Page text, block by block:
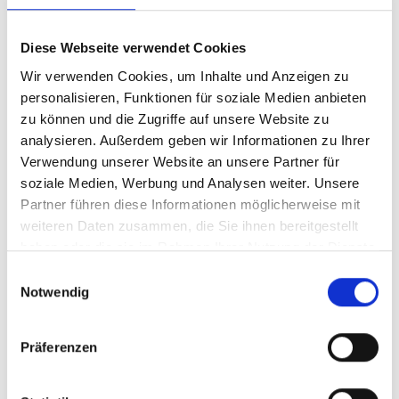
Diese Webseite verwendet Cookies
Wir verwenden Cookies, um Inhalte und Anzeigen zu
personalisieren, Funktionen für soziale Medien anbieten
zu können und die Zugriffe auf unsere Website zu
analysieren. Außerdem geben wir Informationen zu Ihrer
Verwendung unserer Website an unsere Partner für
soziale Medien, Werbung und Analysen weiter. Unsere
Partner führen diese Informationen möglicherweise mit
weiteren Daten zusammen, die Sie ihnen bereitgestellt
haben oder die sie im Rahmen Ihrer Nutzung der Dienste
Notwendig
Präferenzen
159.000,- €
Historisches Stadthaus mit Potenzial, direkt am
Johanniskirchhof
Einfamilienhaus
90 m²
5